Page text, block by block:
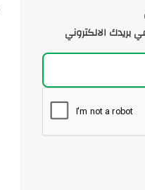
بريدك الالكتروني